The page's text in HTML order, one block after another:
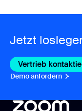
Jetzt
Vertrieb
Demo anfordern